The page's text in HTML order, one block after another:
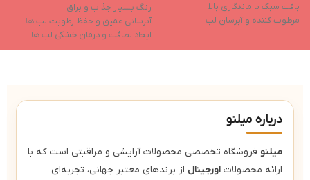
بافت سبک با ماندگاری بالا
مرطوب کننده و آبرسان لب
دارای رنگدانه های غنی
رنگ بسیار جذاب و براق
آبرسانی عمیق و حفظ رطوبت لب ها
ایجاد لطافت و درمان خشکی لب ها
حاوی روغن نارگیل و روغن هسته
درباره میلنو
میلنو فروشگاه تخصصی محصولات آرایشی و مراقبتی است که با
ارائه محصولات اورجینال از برندهای معتبر جهانی، تجربه‌ای